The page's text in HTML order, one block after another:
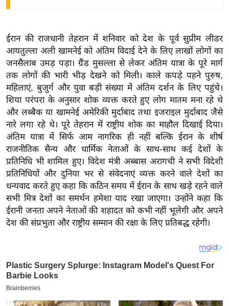
वि
शे
ष
ज्ञ
रा
य
ब
ज
ट
खे
ल
क्रि
के
ट
L
2
0
2
ईरान की राजधानी तेहरान में शनिवार को देश के पूर्व सुप्रीम लीडर
आयतुल्ला अली खामनेई को अंतिम विदाई देने के लिए लाखों लोगों का
जनसैलाब उमड़ पड़ा। ग्रैंड मुसल्ला से लेकर अंतिम यात्रा के पूरे मार्ग
तक लोगों की भारी भीड़ देखने को मिली। काले कपड़े पहने पुरुष,
महिलाएं, बुजुर्ग और युवा बड़ी संख्या में अंतिम दर्शन के लिए पहुंचे।
शिया परंपरा के अनुसार शोक व्यक्त करते हुए लोग मातम मना रहे थे
और लब्बैक या खामनेई अमेरिकी मुर्दाबाद तथा इजराइल मुर्दाबाद जैसे
नारे लगा रहे थे। पूरे तेहरान में राष्ट्रीय शोक का माहौल दिखाई दिया।
अंतिम यात्रा में सिर्फ आम नागरिक ही नहीं बल्कि ईरान के शीर्ष
राजनीतिक सैन्य और धार्मिक नेताओं के साथ-साथ कई देशों के
प्रतिनिधि भी शामिल हुए। विदेश मंत्री अब्बास अरागची ने सभी विदेशी
प्रतिनिधियों और दुनिया भर से संवेदनाएं व्यक्त करने वाले देशों का
धन्यवाद करते हुए कहा कि कठिन समय में ईरान के साथ खड़े रहने वाले
सभी मित्र देशों का समर्थन हमेशा याद रखा जाएगा। उन्होंने कहा कि
ईरानी जनता अपने नेताओं की शहादत को कभी नहीं भूलेगी और अपने
देश की संप्रभुता और राष्ट्रीय सम्मान की रक्षा के लिए प्रतिबद्ध रहेगी।